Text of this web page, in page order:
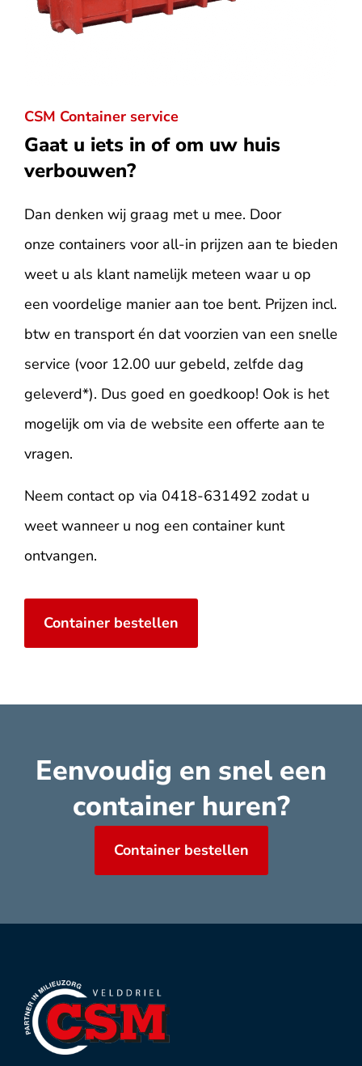
CSM Container service
Gaat u iets in of om uw huis
verbouwen?
Dan denken wij graag met u mee. Door
onze containers voor all-in prijzen aan te bieden
weet u als klant namelijk meteen waar u op
een voordelige manier aan toe bent. Prijzen incl.
btw en transport én dat voorzien van een snelle
service (voor 12.00 uur gebeld, zelfde dag
geleverd*). Dus goed en goedkoop! Ook is het
mogelijk om via de website een offerte aan te
vragen.
Neem contact op via 0418-631492 zodat u
weet wanneer u nog een container kunt
ontvangen.
Container bestellen
Eenvoudig en snel een
container huren?
Container bestellen